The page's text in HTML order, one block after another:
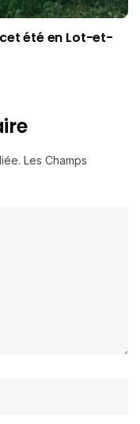
été en Lot-et-
Les Champs